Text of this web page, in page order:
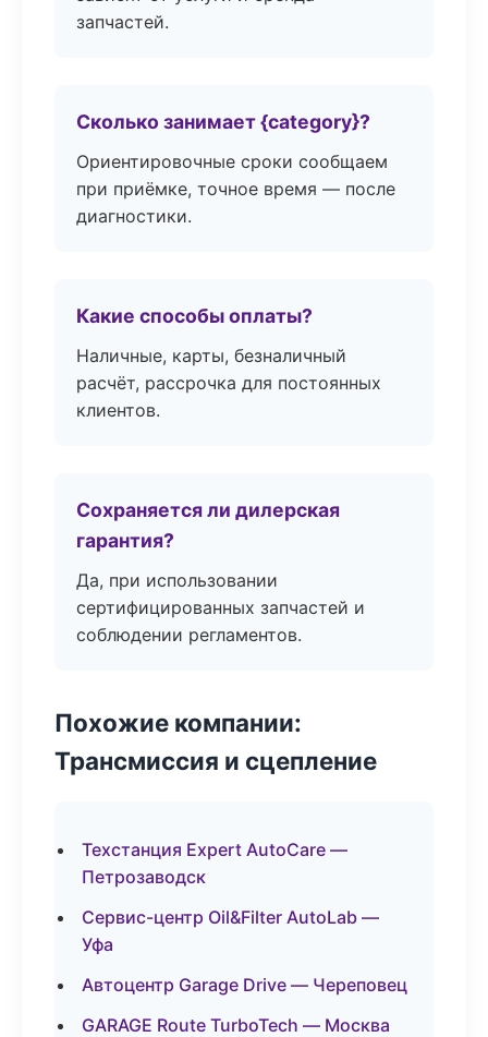
запчастей.
Сколько занимает {category}?
Ориентировочные сроки сообщаем
при приёмке, точное время — после
диагностики.
Какие способы оплаты?
Наличные, карты, безналичный
расчёт, рассрочка для постоянных
клиентов.
Сохраняется ли дилерская
гарантия?
Да, при использовании
сертифицированных запчастей и
соблюдении регламентов.
Похожие компании:
Трансмиссия и сцепление
Техстанция Expert AutoCare —
Петрозаводск
Сервис-центр Oil&Filter AutoLab —
Уфа
Автоцентр Garage Drive — Череповец
GARAGE Route TurboTech — Москва